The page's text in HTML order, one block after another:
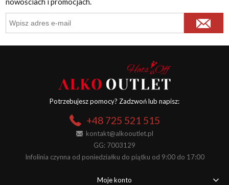
Potrzebujesz pomocy? Zadzwoń lub napisz:
+48 725 521 515
kontakt@alkooutlet.pl
GG: 7003129
Infolinia czynna od poniedziałku do piątku od 9:00 do 17:00
Moje konto